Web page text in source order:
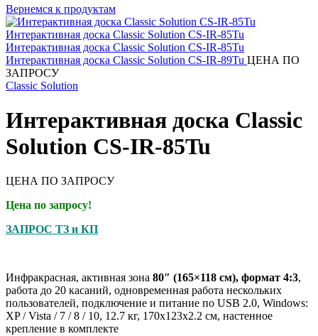
Вернемся к продуктам
Интерактивная доска Classic Solution CS-IR-89Tu ЦЕНА ПО
ЗАПРОСУ
Classic Solution
Интерактивная доска Classic
Solution CS-IR-85Tu
ЦЕНА ПО ЗАПРОСУ
Цена по запросу!
ЗАПРОС ТЗ и КП
Инфракрасная, активная зона 80″ (165×118 см), формат 4:3,
работа до 20 касаний, одновременная работа нескольких
пользователей, подключение и питание по USB 2.0, Windows:
XP / Vista / 7 / 8 / 10, 12.7 кг, 170x123x2.2 см, настенное
крепление в комплекте